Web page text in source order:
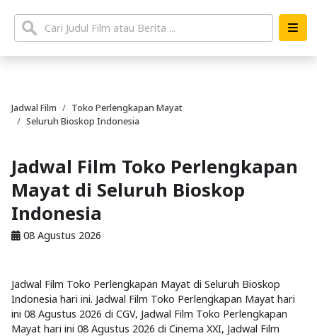
Jadwal Film
Toko Perlengkapan Mayat
Seluruh Bioskop Indonesia
Jadwal Film Toko Perlengkapan
Mayat di Seluruh Bioskop
Indonesia
08 Agustus 2026
Jadwal Film Toko Perlengkapan Mayat di Seluruh Bioskop
Indonesia hari ini. Jadwal Film Toko Perlengkapan Mayat hari
ini 08 Agustus 2026 di CGV, Jadwal Film Toko Perlengkapan
Mayat hari ini 08 Agustus 2026 di Cinema XXI, Jadwal Film